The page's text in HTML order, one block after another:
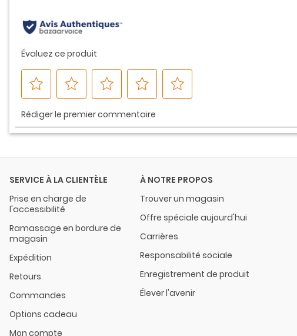
SERVICE À LA CLIENTÈLE
Prise en charge de
l'accessibilité
Ramassage en bordure de
magasin
Expédition
Retours
Commandes
Options cadeau
Mon compte
À NOTRE PROPOS
Trouver un magasin
Offre spéciale aujourd'hui
Carrières
Responsabilité sociale
Enregistrement de produit
Élever l'avenir